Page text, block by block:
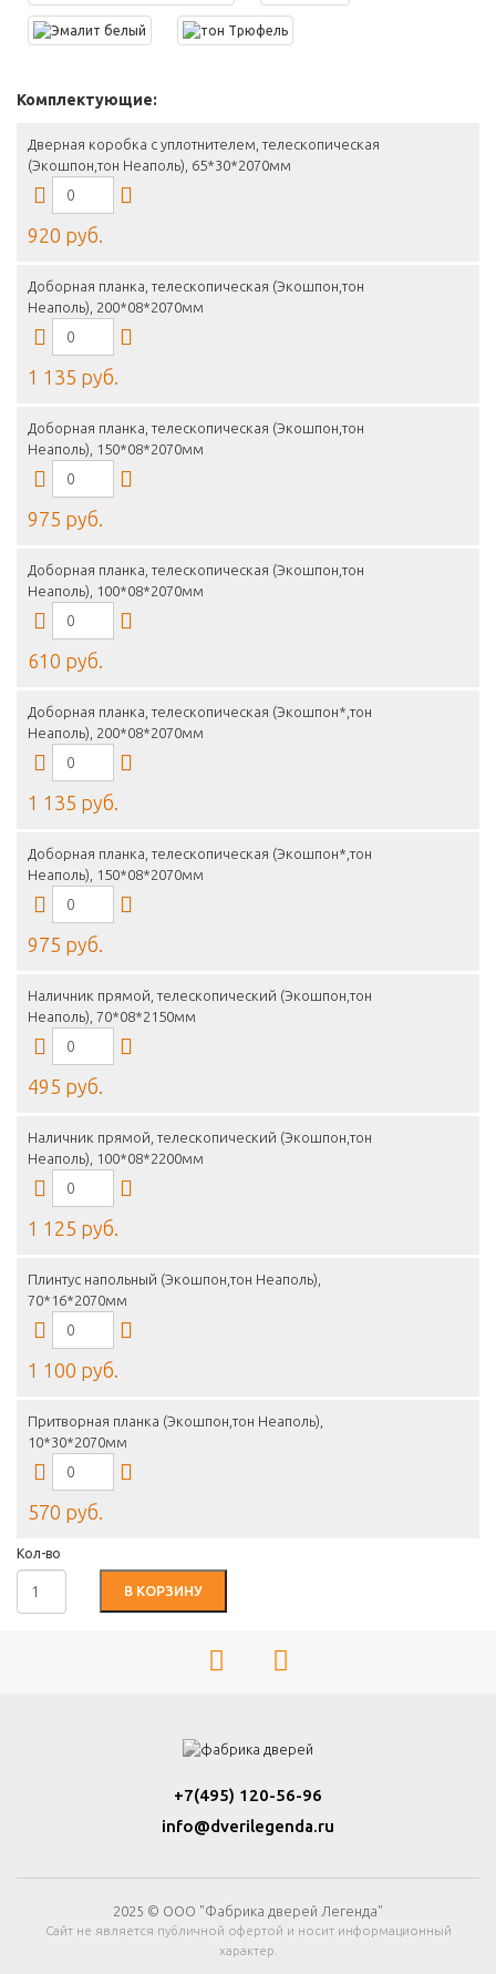
Комплектующие:
Дверная коробка с уплотнителем, телескопическая
(Экошпон,тон Неаполь), 65*30*2070мм
920 руб.
Доборная планка, телескопическая (Экошпон,тон
Неаполь), 200*08*2070мм
1 135 руб.
Доборная планка, телескопическая (Экошпон,тон
Неаполь), 150*08*2070мм
975 руб.
Доборная планка, телескопическая (Экошпон,тон
Неаполь), 100*08*2070мм
610 руб.
Доборная планка, телескопическая (Экошпон*,тон
Неаполь), 200*08*2070мм
1 135 руб.
Доборная планка, телескопическая (Экошпон*,тон
Неаполь), 150*08*2070мм
975 руб.
Наличник прямой, телескопический (Экошпон,тон
Неаполь), 70*08*2150мм
495 руб.
Наличник прямой, телескопический (Экошпон,тон
Неаполь), 100*08*2200мм
1 125 руб.
Плинтус напольный (Экошпон,тон Неаполь),
70*16*2070мм
1 100 руб.
Притворная планка (Экошпон,тон Неаполь),
10*30*2070мм
570 руб.
Кол-во
В КОРЗИНУ
+7(495) 120-56-96
info@dverilegenda.ru
2025 © ООО "Фабрика дверей Легенда"
Сайт не является публичной офертой и носит информационный
характер.